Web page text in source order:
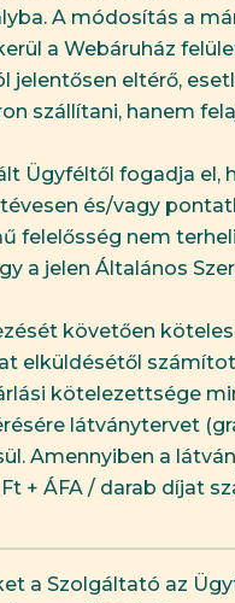
A módosítás a
a Webáruház
eltérő,
szállítani, hanem
Ügyféltől fogadja
és/vagy
felelősség nem
a jelen Általános
követően
elküldésétől
kötelezettsége
látványtervet
Amennyiben a
+ ÁFA / darab díjat
a Szolgáltató az